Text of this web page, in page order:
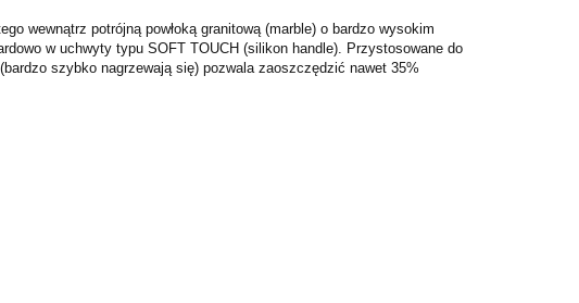
wewnątrz potrójną powłoką granitową (marble) o bardzo wysokim
w uchwyty typu SOFT TOUCH (silikon handle). Przystosowane do
szybko nagrzewają się) pozwala zaoszczędzić nawet 35%